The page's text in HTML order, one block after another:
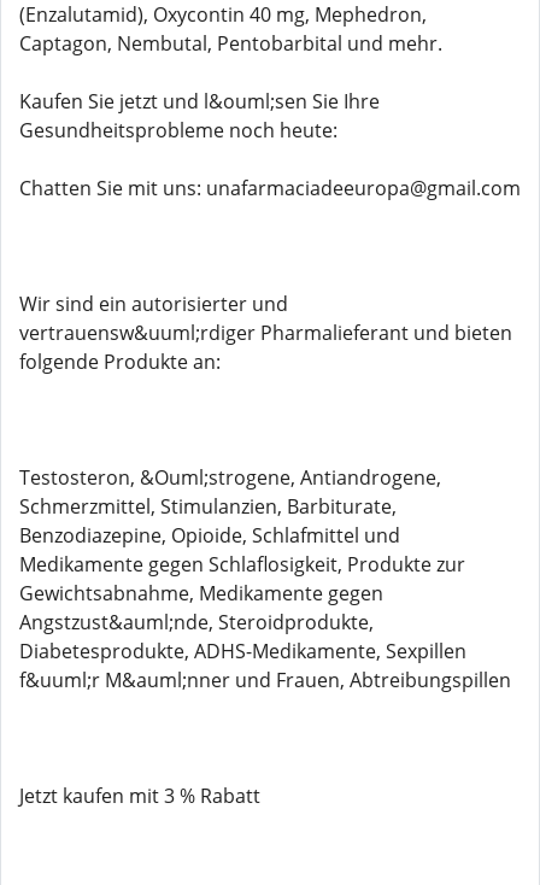
(Enzalutamid), Oxycontin 40 mg, Mephedron,
Captagon, Nembutal, Pentobarbital und mehr.
Kaufen Sie jetzt und l&ouml;sen Sie Ihre
Gesundheitsprobleme noch heute:
Chatten Sie mit uns: unafarmaciadeeuropa@gmail.com
Wir sind ein autorisierter und
vertrauensw&uuml;rdiger Pharmalieferant und bieten
folgende Produkte an:
Testosteron, &Ouml;strogene, Antiandrogene,
Schmerzmittel, Stimulanzien, Barbiturate,
Benzodiazepine, Opioide, Schlafmittel und
Medikamente gegen Schlaflosigkeit, Produkte zur
Gewichtsabnahme, Medikamente gegen
Angstzust&auml;nde, Steroidprodukte,
Diabetesprodukte, ADHS-Medikamente, Sexpillen
f&uuml;r M&auml;nner und Frauen, Abtreibungspillen
Jetzt kaufen mit 3 % Rabatt